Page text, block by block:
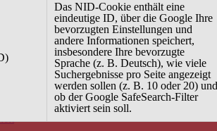
/ Kurs suchen
& Elternschaft
Das NID-Cookie enthält eine
eindeutige ID, über die Google Ihre
bevorzugten Einstellungen und
andere Informationen speichert,
insbesondere Ihre bevorzugte
Sprache (z. B. Deutsch), wie viele
Suchergebnisse pro Seite angezeigt
werden sollen (z. B. 10 oder 20) und
ob der Google SafeSearch-Filter
aktiviert sein soll.